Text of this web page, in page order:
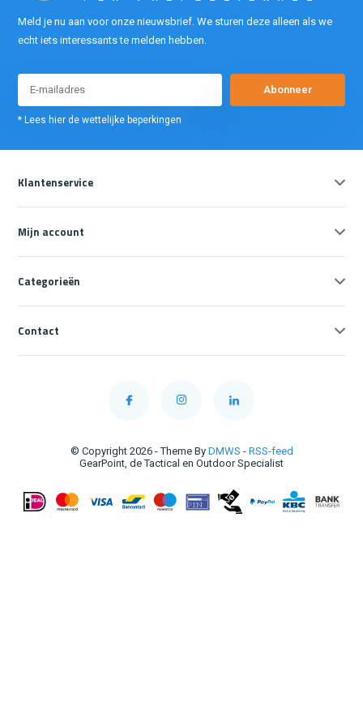
Meld je nu aan voor onze nieuwsbrief. We sturen deze alleen als we
echt iets interessants te melden hebben.
Abonneer
* Lees hier de wettelijke beperkingen
Klantenservice
Mijn account
Categorieën
Contact
© Copyright 2026 - Theme By DMWS - RSS-feed
GearPoint, de Tactical en Outdoor Specialist